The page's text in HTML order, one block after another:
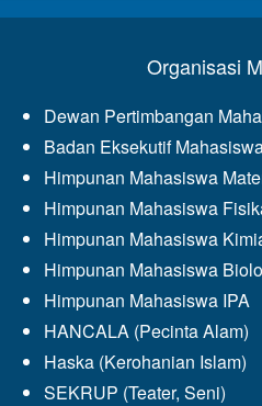
Organisasi
Dewan Pertimbangan
Badan Eksekutif
Himpunan Mahasiswa
Himpunan Mahasiswa
Himpunan Mahasiswa
Himpunan Mahasiswa
Himpunan Mahasiswa IPA
HANCALA (Pecinta Alam)
Haska (Kerohanian Islam)
SEKRUP (Teater, Seni)